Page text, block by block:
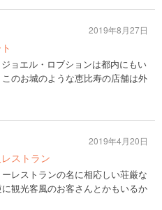
ョエル・ロブションは都内にもい
のお城のような恵比寿の店舗は外
2019年8月27日
ストラン
レストランの名に相応しい荘厳な
観光客風のお客さんとかもいるか
2019年4月20日